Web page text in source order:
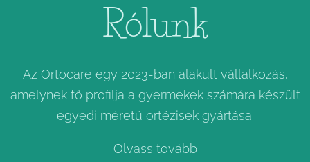
Rólunk
Az Ortocare egy 2023-ban alakult vállalkozás,
amelynek fő profilja a gyermekek számára készült
egyedi méretű ortézisek gyártása.
Olvass tovább